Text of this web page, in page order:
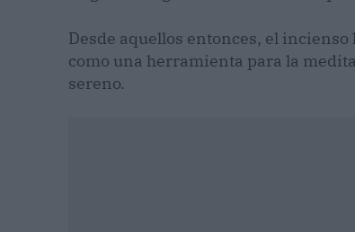
Desde aquellos entonces, el
como una herramienta para la
sereno.